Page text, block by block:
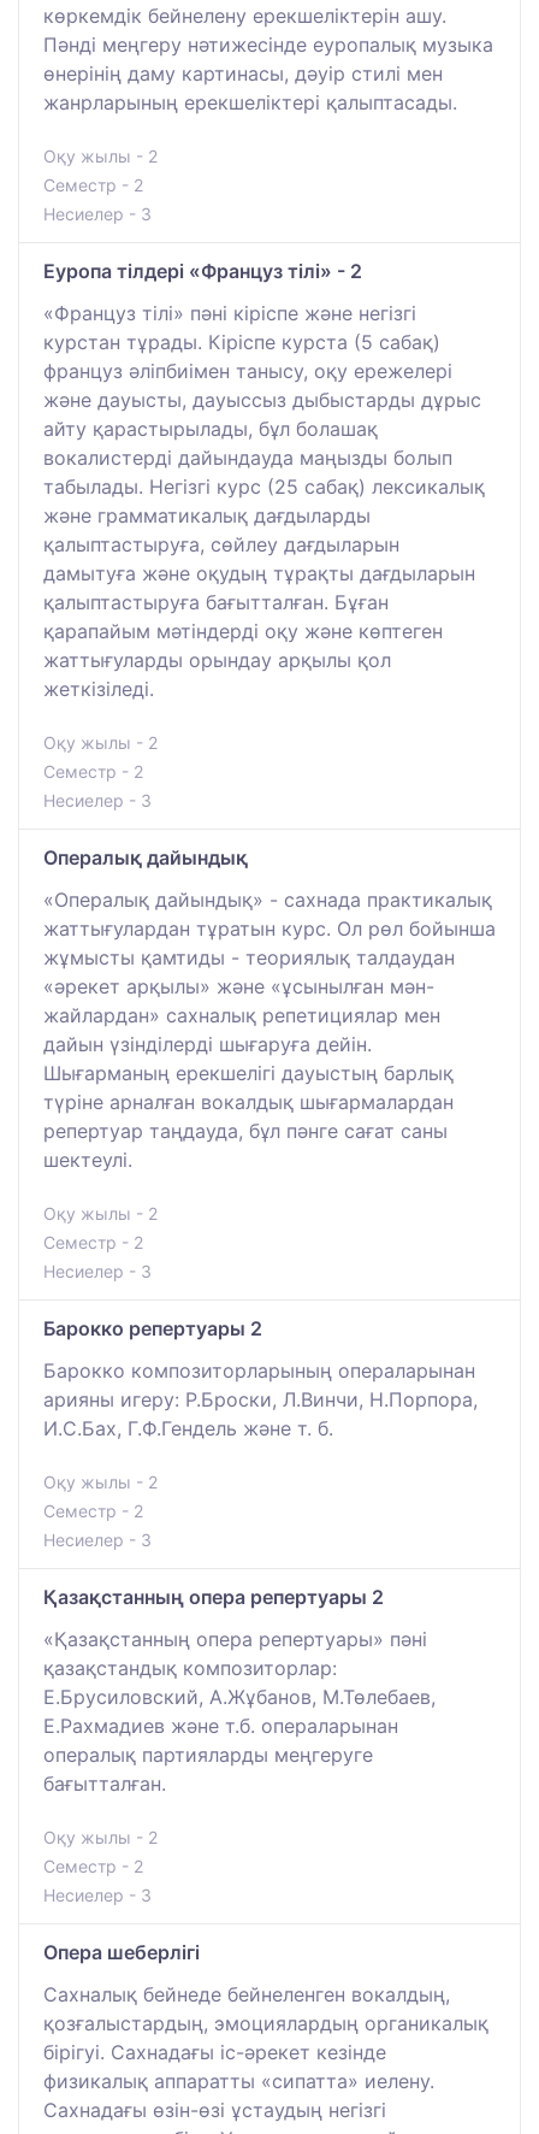
көркемдік бейнелену ерекшеліктерін ашу.
Пәнді меңгеру нәтижесінде еуропалық музыка
өнерінің даму картинасы, дәуір стилі мен
жанрларының ерекшеліктері қалыптасады.
Оқу жылы - 2
Семестр - 2
Несиелер - 3
Еуропа тілдері «Француз тілі» - 2
«Француз тілі» пәні кіріспе және негізгі
курстан тұрады. Кіріспе курста (5 сабақ)
француз әліпбиімен танысу, оқу ережелері
және дауысты, дауыссыз дыбыстарды дұрыс
айту қарастырылады, бұл болашақ
вокалистерді дайындауда маңызды болып
табылады. Негізгі курс (25 сабақ) лексикалық
және грамматикалық дағдыларды
қалыптастыруға, сөйлеу дағдыларын
дамытуға және оқудың тұрақты дағдыларын
қалыптастыруға бағытталған. Бұған
қарапайым мәтіндерді оқу және көптеген
жаттығуларды орындау арқылы қол
жеткізіледі.
Оқу жылы - 2
Семестр - 2
Несиелер - 3
Опералық дайындық
«Опералық дайындық» - сахнада практикалық
жаттығулардан тұратын курс. Ол рөл бойынша
жұмысты қамтиды - теориялық талдаудан
«әрекет арқылы» және «ұсынылған мән-
жайлардан» сахналық репетициялар мен
дайын үзінділерді шығаруға дейін.
Шығарманың ерекшелігі дауыстың барлық
түріне арналған вокалдық шығармалардан
репертуар таңдауда, бұл пәнге сағат саны
шектеулі.
Оқу жылы - 2
Семестр - 2
Несиелер - 3
Барокко репертуары 2
Барокко композиторларының операларынан
арияны игеру: Р.Броски, Л.Винчи, Н.Порпора,
И.С.Бах, Г.Ф.Гендель және т. б.
Оқу жылы - 2
Семестр - 2
Несиелер - 3
Қазақстанның опера репертуары 2
«Қазақстанның опера репертуары» пәні
қазақстандық композиторлар:
Е.Брусиловский, А.Жұбанов, М.Төлебаев,
Е.Рахмадиев және т.б. операларынан
опералық партияларды меңгеруге
бағытталған.
Оқу жылы - 2
Семестр - 2
Несиелер - 3
Опера шеберлігі
Сахналық бейнеде бейнеленген вокалдың,
қозғалыстардың, эмоциялардың органикалық
бірігуі. Сахнадағы іс-әрекет кезінде
физикалық аппаратты «сипатта» иелену.
Сахнадағы өзін-өзі ұстаудың негізгі